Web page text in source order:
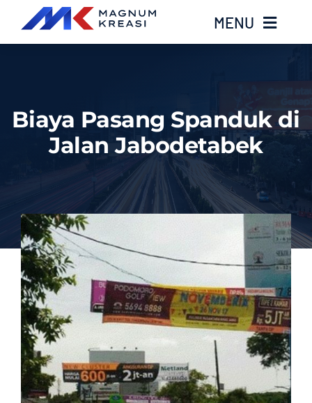
content
MENU
Services
About
Blog
Contact
Biaya Pasang Spanduk di
Jalan Jabodetabek